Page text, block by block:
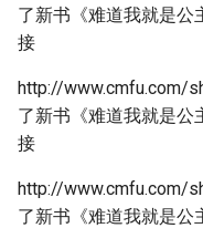
了新书《难道我就是公
接
http://www.cmfu.com/
了新书《难道我就是公
接
http://www.cmfu.com/
了新书《难道我就是公